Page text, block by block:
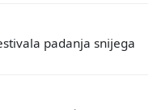
padanja snijega